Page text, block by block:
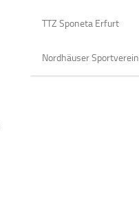
TTZ Sponeta Erfurt
Nordhäuser Sportverein